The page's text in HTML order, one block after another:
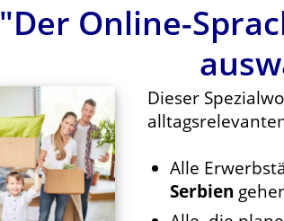
"Der Online-
Dieser
Alle
Serbien